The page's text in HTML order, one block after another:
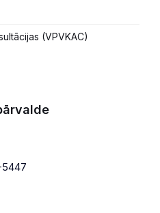
(VPVKAC)
5447